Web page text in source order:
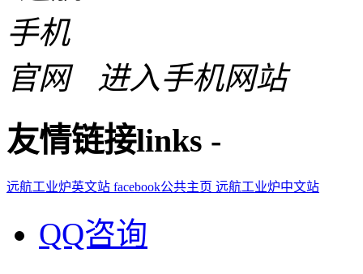
进入手机网站
友情链接links -
远航工业炉英文站 facebook公共主页 远航工业炉中文站
QQ咨询